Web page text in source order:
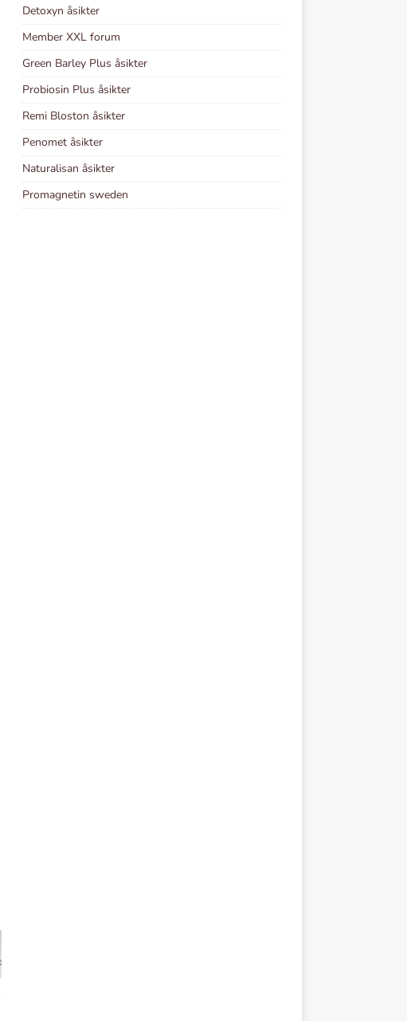
Detoxyn åsikter
Member XXL forum
Green Barley Plus åsikter
Probiosin Plus åsikter
Remi Bloston åsikter
Penomet åsikter
Naturalisan åsikter
Promagnetin sweden